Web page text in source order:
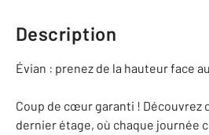
Description
Évian : prenez de la hauteur face
Coup de cœur garanti ! Découvrez
dernier étage, où chaque journée